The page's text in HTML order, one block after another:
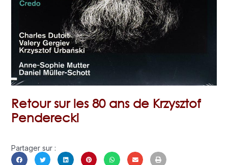
Retour sur les 80 ans de Krzysztof
Penderecki
Partager sur :